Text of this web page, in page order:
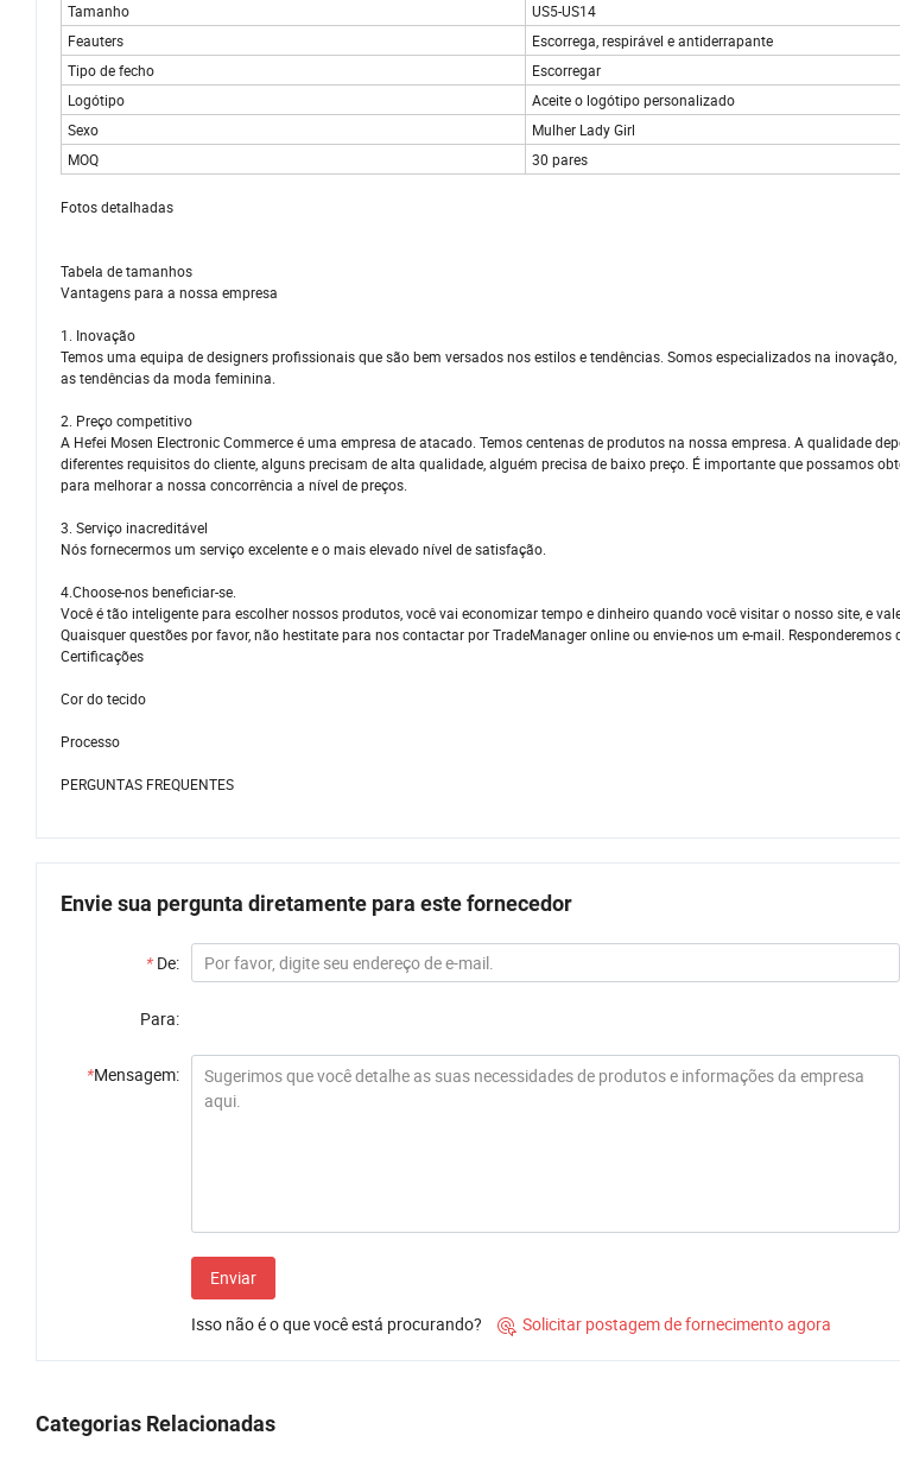
Tamanho
US5-US14
Feauters
Escorrega, respirável e antiderrapante
Tipo de fecho
Escorregar
Logótipo
Aceite o logótipo personalizado
Sexo
Mulher Lady Girl
MOQ
30 pares
Fotos detalhadas
Tabela de tamanhos
Vantagens para a nossa empresa
1. Inovação
Temos uma equipa de designers profissionais que são bem versados nos estilos e tendências. Somos especializados na
as tendências da moda feminina.
2. Preço competitivo
A Hefei Mosen Electronic Commerce é uma empresa de atacado. Temos centenas de produtos na nossa empresa. A qualidade
diferentes requisitos do cliente, alguns precisam de alta qualidade, alguém precisa de baixo preço. É importante que possamos
para melhorar a nossa concorrência a nível de preços.
3. Serviço inacreditável
Nós fornecermos um serviço excelente e o mais elevado nível de satisfação.
4.Choose-nos beneficiar-se.
Você é tão inteligente para escolher nossos produtos, você vai economizar tempo e dinheiro quando você visitar o nosso site, e
Quaisquer questões por favor, não hestitate para nos contactar por TradeManager online ou envie-nos um e-mail. Responderemos
Certificações
Cor do tecido
Processo
PERGUNTAS FREQUENTES
Envie sua pergunta diretamente para este fornecedor
* De:
Para:
*Mensagem:
Enviar
Isso não é o que você está procurando?  Solicitar postagem de fornecimento agora
Categorias Relacionadas